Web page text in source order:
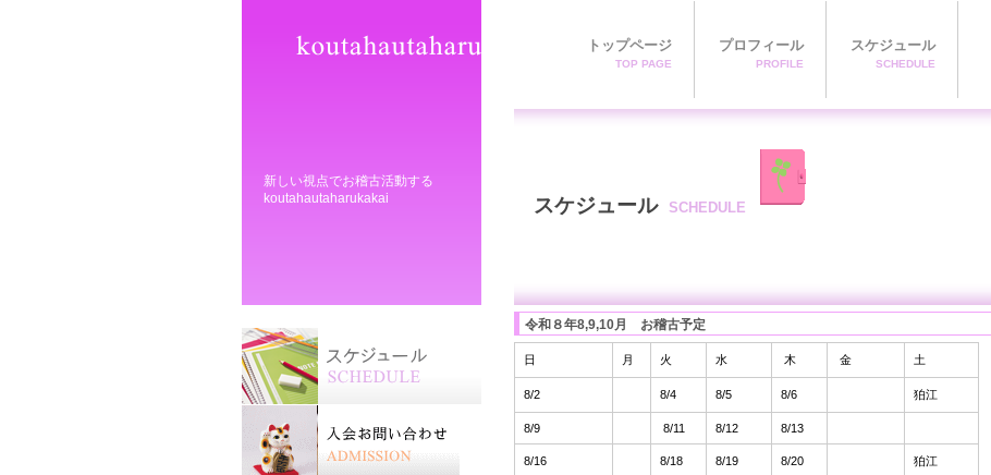
新しい視点でお稽古活動する
koutahautaharukakai
スケジュール SCHEDULE
令和８年8,9,10月 お稽古予定
日 月 火 水 木 金 土
8/2 8/4 8/5 8/6 狛江
8/9 8/11 8/12 8/13
8/16 8/18 8/19 8/20 狛江
トップページ
TOP PAGE
プロフィール
PROFILE
スケジュール
SCHEDULE